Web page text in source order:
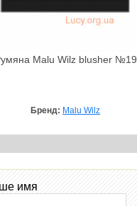
Malu Wilz blusher №19
Бренд: Malu Wilz
имя